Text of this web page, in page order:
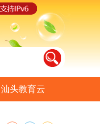
汕头教育云